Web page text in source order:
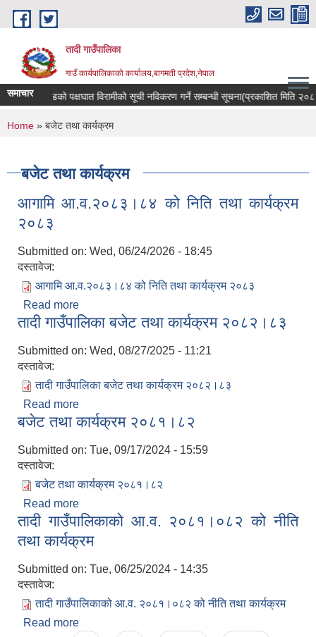
Skip to main content
तादी गाउँपालिका
गाउँ कार्यपालिकाको कार्यालय,बागमती प्रदेश,नेपाल
समाचारर मेरुदण्डको पक्षघात विरामीको सूची नविकरण गर्ने सम्बन्धी सूचना(प्रकाशित मिति
You are here
Home » बजेट तथा कार्यक्रम
बजेट तथा कार्यक्रम
आगामि आ.व.२०८३।८४ को निति तथा कार्यक्रम
२०८३
Submitted on: Wed, 06/24/2026 - 18:45
दस्तावेज:
आगामि आ.व.२०८३।८४ को निति तथा कार्यक्रम २०८३
Read more
२०८३
तादी गाउँपालिका बजेट तथा कार्यक्रम २०८२।८३
Submitted on: Wed, 08/27/2025 - 11:21
दस्तावेज:
तादी गाउँपालिका बजेट तथा कार्यक्रम २०८२।८३
Read more
बजेट तथा कार्यक्रम २०८१।८२
Submitted on: Tue, 09/17/2024 - 15:59
दस्तावेज:
बजेट तथा कार्यक्रम २०८१।८२
Read more
तादी गाउँपालिकाको आ.व. २०८१।०८२ को नीति
तथा कार्यक्रम
Submitted on: Tue, 06/25/2024 - 14:35
दस्तावेज:
तादी गाउँपालिकाको आ.व. २०८१।०८२ को नीति तथा कार्यक्रम
Read more